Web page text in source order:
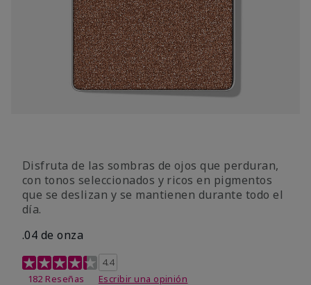
Disfruta de las sombras de ojos que perduran,
con tonos seleccionados y ricos en pigmentos
que se deslizan y se mantienen durante todo el
día.
.04 de onza
Calificación de clientes de 4,3 de 5
4.4
182 Reseñas
Escribir una opinión